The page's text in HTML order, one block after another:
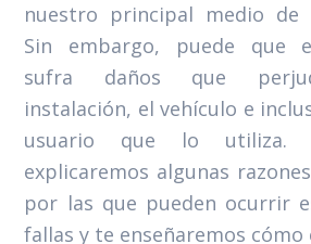
nuestro principal medio de
Sin embargo, puede que
sufra daños que
instalación, el vehículo e
usuario que lo utiliza.
explicaremos algunas
por las que pueden ocurrir
fallas y te enseñaremos cómo